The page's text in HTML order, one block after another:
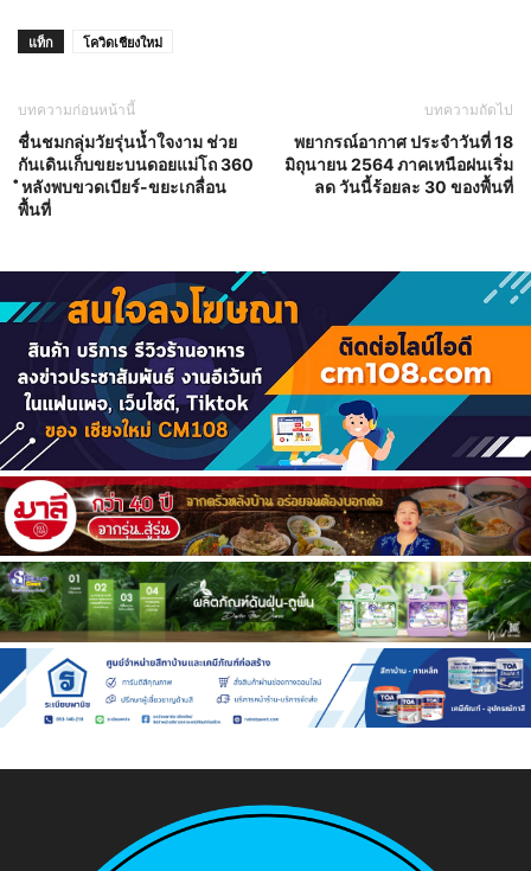
แท็ก โควิดเชียงใหม่
บทความก่อนหน้านี้
ชื่นชมกลุ่มวัยรุ่นน้ำใจงาม ช่วย
กันเดินเก็บขยะบนดอยแม่โถ 360
ํ หลังพบขวดเบียร์-ขยะเกลื่อน
พื้นที่
บทความถัดไป
พยากรณ์อากาศ ประจำวันที่ 18
มิถุนายน 2564 ภาคเหนือฝนเริ่ม
ลด วันนี้ร้อยละ 30 ของพื้นที่